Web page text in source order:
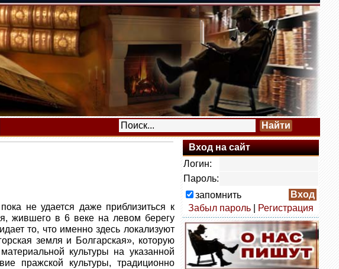
не удается даже приблизиться к
жившего в 6 веке на левом берегу
то, что именно здесь локализуют
земля и Болгарская», которую
культуры на указанной
пражской культуры, традиционно
Вход на сайт
Логин:
Пароль:
запомнить
Забыл пароль| Регистрация